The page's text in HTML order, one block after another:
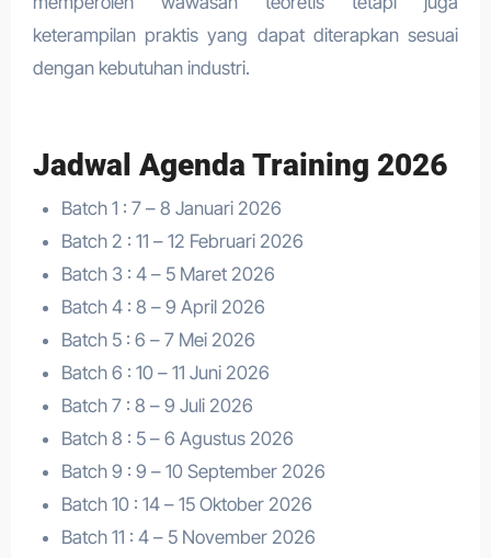
keterampilan praktis yang dapat diterapkan sesuai
dengan kebutuhan industri.
Jadwal Agenda Training 2026
Batch 1 : 7 – 8 Januari 2026
Batch 2 : 11 – 12 Februari 2026
Batch 3 : 4 – 5 Maret 2026
Batch 4 : 8 – 9 April 2026
Batch 5 : 6 – 7 Mei 2026
Batch 6 : 10 – 11 Juni 2026
Batch 7 : 8 – 9 Juli 2026
Batch 8 : 5 – 6 Agustus 2026
Batch 9 : 9 – 10 September 2026
Batch 10 : 14 – 15 Oktober 2026
Batch 11 : 4 – 5 November 2026